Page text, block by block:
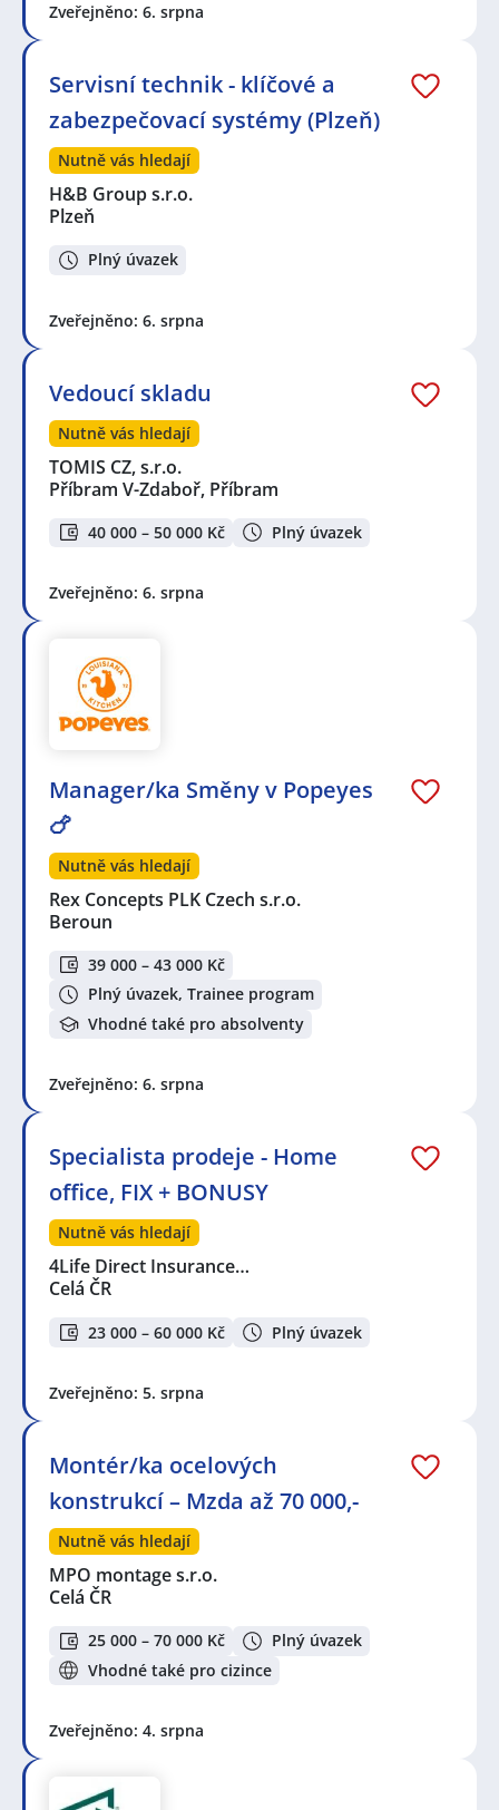
Zveřejněno: 6. srpna
Servisní technik - klíčové a
zabezpečovací systémy (Plzeň)
Nutně vás hledají
H&B Group s.r.o.
Plzeň
Plný úvazek
Zveřejněno: 6. srpna
Vedoucí skladu
Nutně vás hledají
TOMIS CZ, s.r.o.
Příbram V-Zdaboř, Příbram
40 000 – 50 000 Kč Plný úvazek
Zveřejněno: 6. srpna
Manager/ka Směny v Popeyes
🍗
Nutně vás hledají
Rex Concepts PLK Czech s.r.o.
Beroun
39 000 – 43 000 Kč
Plný úvazek, Trainee program
Vhodné také pro absolventy
Zveřejněno: 6. srpna
Specialista prodeje - Home
office, FIX + BONUSY
Nutně vás hledají
4Life Direct Insurance…
Celá ČR
23 000 – 60 000 Kč Plný úvazek
Zveřejněno: 5. srpna
Montér/ka ocelových
konstrukcí – Mzda až 70 000,-
Nutně vás hledají
MPO montage s.r.o.
Celá ČR
25 000 – 70 000 Kč
Plný úvazek
Vhodné také pro cizince
Zveřejněno: 4. srpna